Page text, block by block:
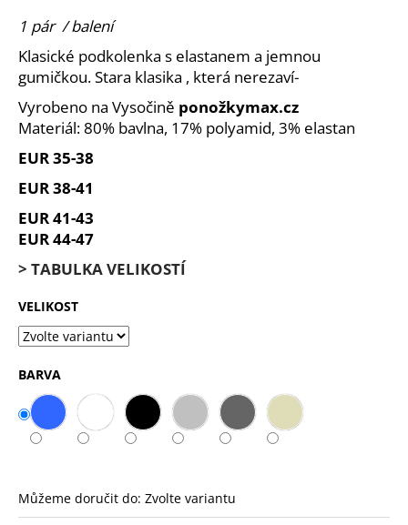
5,0
z
5
hvězdiček.
1 pár / balení
Klasické podkolenka s elastanem a jemnou
gumičkou. Stara klasika , která nerezaví-
Vyrobeno na Vysočině ponožkymax.cz
Materiál: 80% bavlna, 17% polyamid, 3% elastan
EUR 35-38
EUR 38-41
EUR 41-43
EUR 44-47
> TABULKA VELIKOSTÍ
VELIKOST
BARVA
Můžeme doručit do: Zvolte variantu
a
j
í
t
?
o
p
o
r
č
m
e